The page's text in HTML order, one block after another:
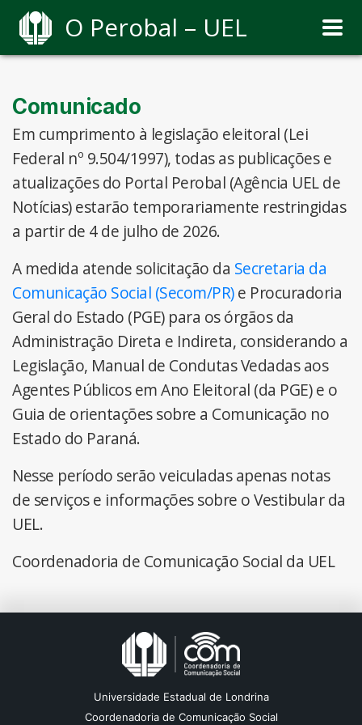
O Perobal – UEL
Comunicado
Em cumprimento à legislação eleitoral (Lei
Federal nº 9.504/1997), todas as publicações e
atualizações do Portal Perobal (Agência UEL de
Notícias) estarão temporariamente restringidas
a partir de 4 de julho de 2026.
A medida atende solicitação da Secretaria da
Comunicação Social (Secom/PR)e Procuradoria
Geral do Estado (PGE) para os órgãos da
Administração Direta e Indireta, considerando a
Legislação, Manual de Condutas Vedadas aos
Agentes Públicos em Ano Eleitoral (da PGE) e o
Guia de orientações sobre a Comunicação no
Estado do Paraná.
Nesse período serão veiculadas apenas notas
de serviços e informações sobre o Vestibular da
UEL.
Coordenadoria de Comunicação Social da UEL
Universidade Estadual de Londrina
Coordenadoria de Comunicação Social